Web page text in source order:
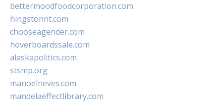
bettermoodfoodcorporation.com
hingstonnt.com
chooseagender.com
hoverboardssale.com
alaskapolitics.com
stsmp.org
manoelneves.com
mandelaeffectlibrary.com